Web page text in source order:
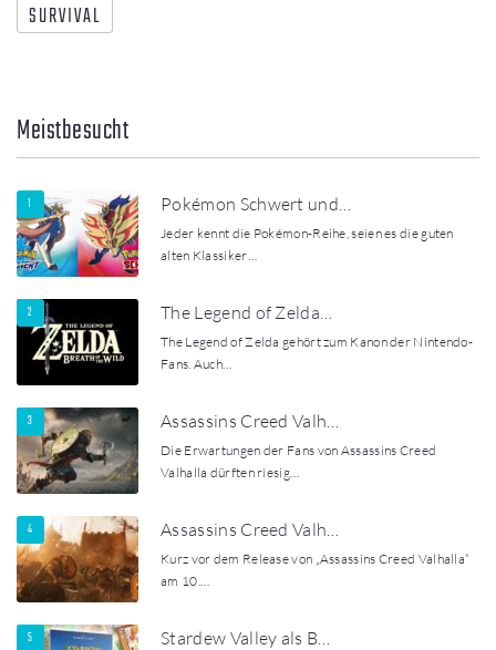
SURVIVAL
Meistbesucht
Pokémon Schwert und…
Jeder kennt die Pokémon-Reihe, seien es die guten
alten Klassiker…
The Legend of Zelda…
The Legend of Zelda gehört zum Kanon der Nintendo-
Fans. Auch…
Assassins Creed Valh…
Die Erwartungen der Fans von Assassins Creed
Valhalla dürften riesig…
Assassins Creed Valh…
Kurz vor dem Release von „Assassins Creed Valhalla“
am 10.…
Stardew Valley als B…